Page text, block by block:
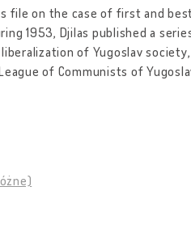
file on the case of first and
1953, Djilas published a
of Yugoslav
of Communists of